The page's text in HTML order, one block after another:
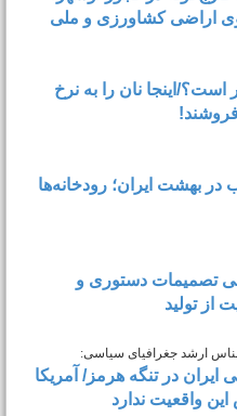
در کجور نوشهر/
اراضی کشاورزی و ملی
اینجا نان را به نرخ
بهشت ایران؛ رودخانه‌ها‌
تصمیمات دستوری و
تولید
ارشد جغرافیای سیاسی: